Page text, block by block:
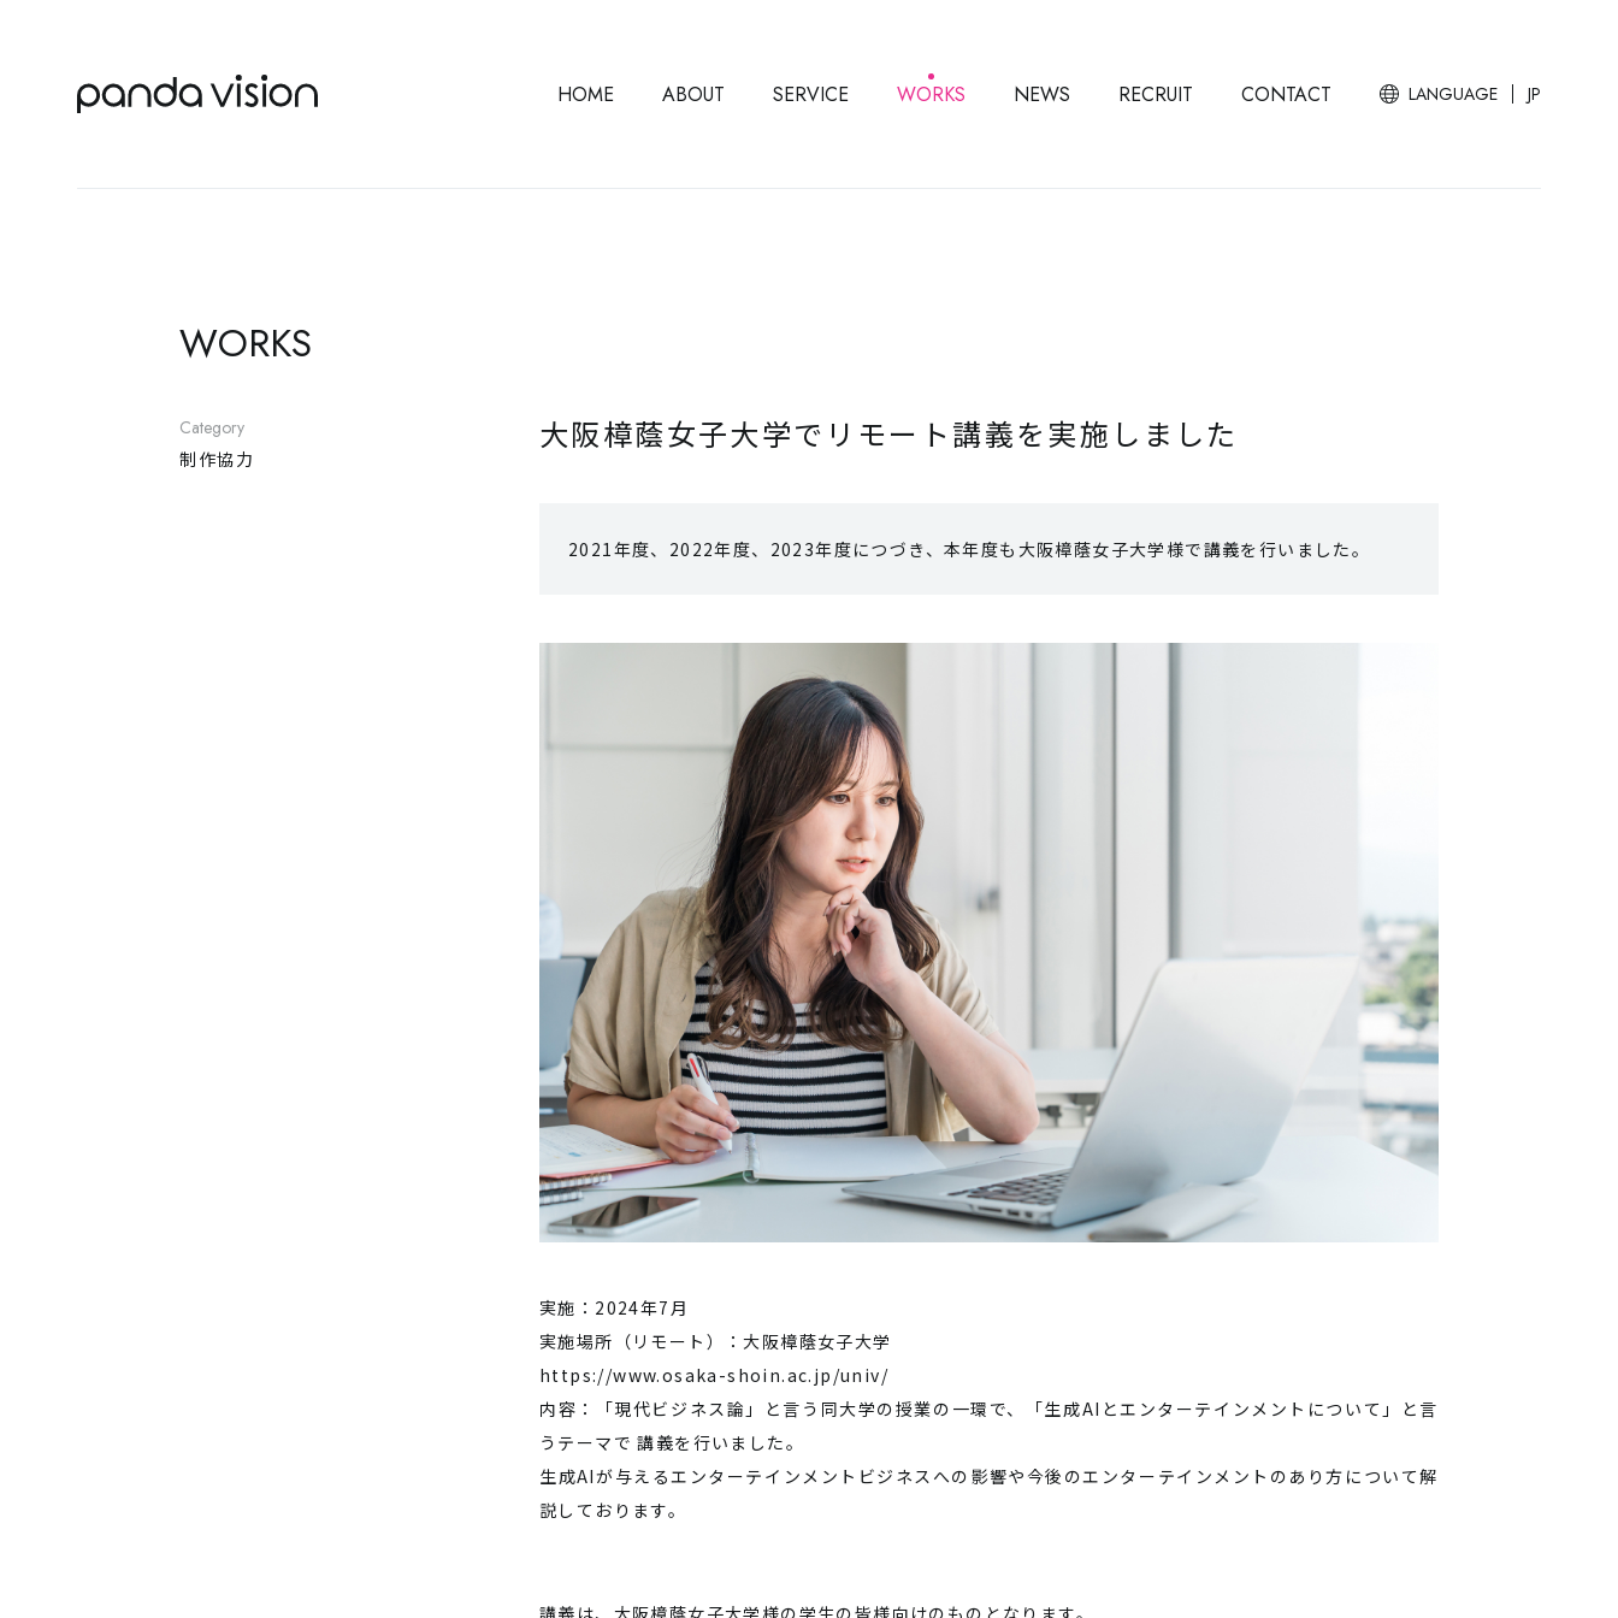
HOME ABOUT SERVICE WORKS NEWS RECRUIT CONTACT LANGUAGE JP
WORKS
Category
制作協力
大阪樟蔭女子大学でリモート講義を実施しました
2021年度、2022年度、2023年度につづき、本年度も大阪樟蔭女子大学様で講義を行いました。
実施：2024年7月
実施場所（リモート）：大阪樟蔭女子大学
https://www.osaka-shoin.ac.jp/univ/
内容：「現代ビジネス論」と言う同大学の授業の一環で、「生成AIとエンターテインメントについて」と言
うテーマで 講義を行いました。
生成AIが与えるエンターテインメントビジネスへの影響や今後のエンターテインメントのあり方について解
説しております。
講義は、大阪樟蔭女子大学様の学生の皆様向けのものとなります。